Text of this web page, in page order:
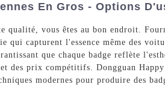
En Gros - Options
qualité, vous êtes au bon endroit.
qui capturent l'essence même des
que chaque badge reflète
des prix compétitifs. Dongguan
modernes pour produire des